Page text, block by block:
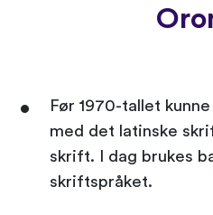
Før 1970-tallet
med det latinske
skrift. I dag brukes
skriftspråket.